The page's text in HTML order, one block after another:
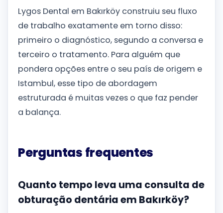
Lygos Dental em Bakırköy construiu seu fluxo
de trabalho exatamente em torno disso:
primeiro o diagnóstico, segundo a conversa e
terceiro o tratamento. Para alguém que
pondera opções entre o seu país de origem e
Istambul, esse tipo de abordagem
estruturada é muitas vezes o que faz pender
a balança.
Perguntas frequentes
Quanto tempo leva uma consulta de
obturação dentária em Bakırköy?